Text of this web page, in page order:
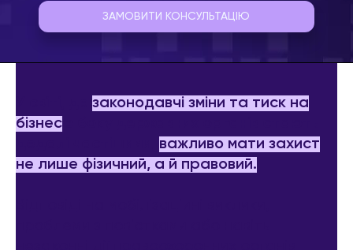
ЗАМОВИТИ КОНСУЛЬТАЦІЮ
законодавчі зміни та тиск на
бізнес
важливо мати захист
не лише фізичний, а й правовий.